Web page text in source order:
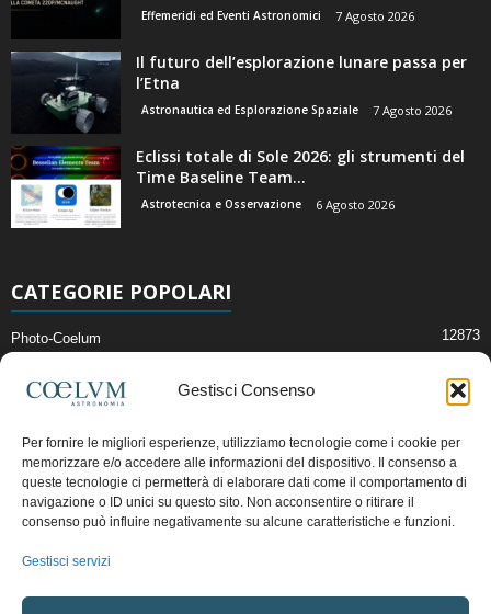
Gestisci Consenso
Per fornire le migliori esperienze, utilizziamo tecnologie come i cookie per
memorizzare e/o accedere alle informazioni del dispositivo. Il consenso a
queste tecnologie ci permetterà di elaborare dati come il comportamento di
navigazione o ID unici su questo sito. Non acconsentire o ritirare il
consenso può influire negativamente su alcune caratteristiche e funzioni.
Gestisci servizi
Effemeridi ed Eventi Astronomici 7 Agosto 2026
Il futuro dell’esplorazione lunare passa per
l’Etna
Astronautica ed Esplorazione Spaziale 7 Agosto 2026
Eclissi totale di Sole 2026: gli strumenti del
Time Baseline Team...
Astrotecnica e Osservazione 6 Agosto 2026
CATEGORIE POPOLARI
Photo-Coelum 12873
News di Astronomia 2411
Cielo del Mese
Astronomia, Astrofisica e Cosmologia
Articoli e Risorse On-Line